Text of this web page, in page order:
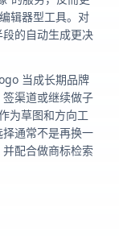
辑器型工具。对
的自动生成更决
当成长期品牌
渠道或继续做子
为草图和方向工
通常不是再换一
配合做商标检索